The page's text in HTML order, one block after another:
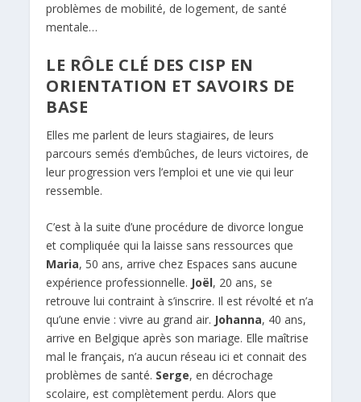
problèmes de mobilité, de logement, de santé
mentale…
LE RÔLE CLÉ DES CISP EN
ORIENTATION ET SAVOIRS DE
BASE
Elles me parlent de leurs stagiaires, de leurs
parcours semés d’embûches, de leurs victoires, de
leur progression vers l’emploi et une vie qui leur
ressemble.
C’est à la suite d’une procédure de divorce longue
et compliquée qui la laisse sans ressources que
Maria, 50 ans, arrive chez Espaces sans aucune
expérience professionnelle. Joël, 20 ans, se
retrouve lui contraint à s’inscrire. Il est révolté et n’a
qu’une envie : vivre au grand air. Johanna, 40 ans,
arrive en Belgique après son mariage. Elle maîtrise
mal le français, n’a aucun réseau ici et connait des
problèmes de santé. Serge, en décrochage
scolaire, est complètement perdu. Alors que